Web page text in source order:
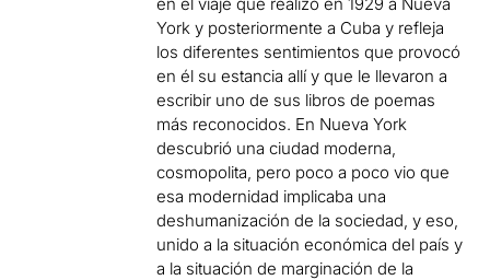
York y posteriormente a Cuba y refleja
los diferentes sentimientos que provocó
en él su estancia allí y que le llevaron a
escribir uno de sus libros de poemas
más reconocidos. En Nueva York
descubrió una ciudad moderna,
cosmopolita, pero poco a poco vio que
esa modernidad implicaba una
deshumanización de la sociedad, y eso,
unido a la situación económica del país y
a la situación de marginación de la